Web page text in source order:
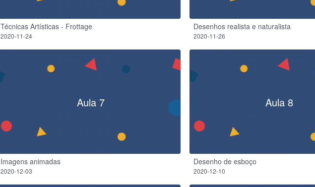
Técnicas Artísticas - Frottage
2020-11-24
Desenhos realista e naturalista
2020-11-26
Aula 7
Imagens animadas
2020-12-03
Aula 8
Desenho de esboço
2020-12-10